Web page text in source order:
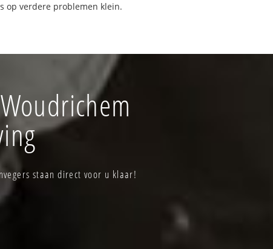
op verdere problemen klein.
staan direct voor u klaar!